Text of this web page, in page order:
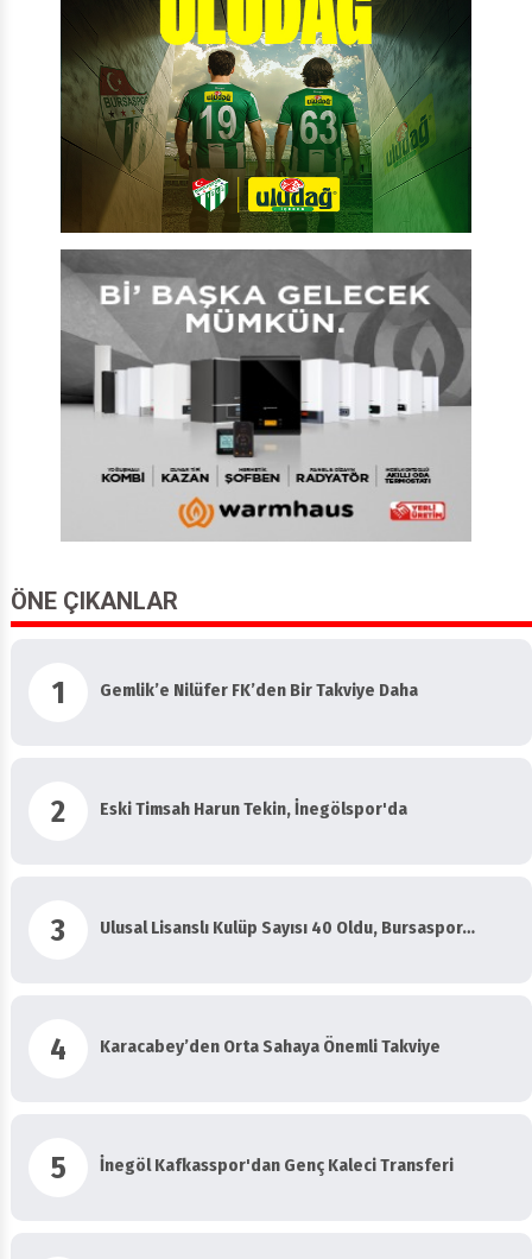
ÖNE ÇIKANLAR
1 Gemlik’e Nilüfer FK’den Bir Takviye Daha
2 Eski Timsah Harun Tekin, İnegölspor'da
3 Ulusal Lisanslı Kulüp Sayısı 40 Oldu, Bursaspor…
4 Karacabey’den Orta Sahaya Önemli Takviye
5 İnegöl Kafkasspor'dan Genç Kaleci Transferi